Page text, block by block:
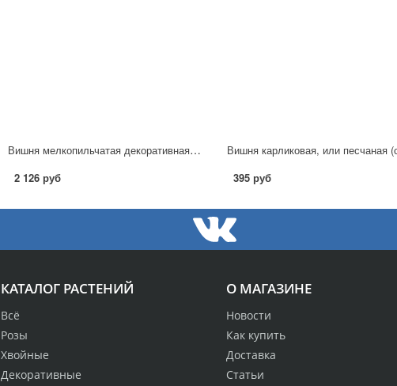
Вишня мелкопильчатая декоративная (сорт 'Kiku-shidare-zakura') С3
2 126 руб 395 руб
О МАГАЗИНЕ
Новости
Как купить
Доставка
Статьи
КАТАЛОГ РАСТЕНИЙ
Всё
Розы
Хвойные
Декоративные